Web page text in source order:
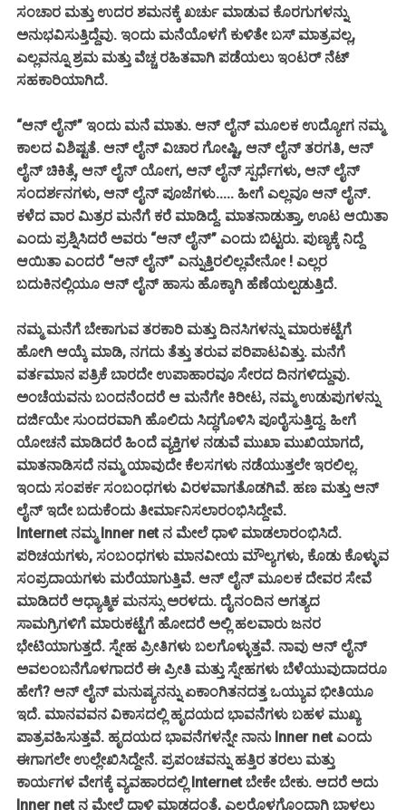
ಸಂಚಾರ ಮತ್ತು ಉದರ ಶಮನಕ್ಕೆ ಖರ್ಚು ಮಾಡುವ ಕೊರಗುಗಳನ್ನು
ಅನುಭವಿಸುತ್ತಿದ್ದೆವು. ಇಂದು ಮನೆಯೊಳಗೆ ಕುಳಿತೇ ಬಸ್ ಮಾತ್ರವಲ್ಲ,
ಎಲ್ಲವನ್ನೂ ಶ್ರಮ ಮತ್ತು ವೆಚ್ಚ ರಹಿತವಾಗಿ ಪಡೆಯಲು ಇಂಟರ್ ನೆಟ್
ಸಹಕಾರಿಯಾಗಿದೆ.
“ಆನ್ ಲೈನ್” ಇಂದು ಮನೆ ಮಾತು. ಆನ್ ಲೈನ್ ಮೂಲಕ ಉದ್ಯೋಗ ನಮ್ಮ
ಕಾಲದ ವಿಶಿಷ್ಟತೆ. ಆನ್ ಲೈನ್ ವಿಚಾರ ಗೋಷ್ಟಿ, ಆನ್ ಲೈನ್ ತರಗತಿ, ಆನ್
ಲೈನ್ ಚಿಕಿತ್ಸೆ, ಆನ್ ಲೈನ್ ಯೋಗ, ಆನ್ ಲೈನ್ ಸ್ಪರ್ಧೆಗಳು, ಆನ್ ಲೈನ್
ಸಂದರ್ಶನಗಳು, ಆನ್ ಲೈನ್ ಪೂಜೆಗಳು..... ಹೀಗೆ ಎಲ್ಲವೂ ಆನ್ ಲೈನ್.
ಕಳೆದ ವಾರ ಮಿತ್ರರ ಮನೆಗೆ ಕರೆ ಮಾಡಿದ್ದೆ. ಮಾತನಾಡುತ್ತಾ, ಊಟ ಆಯಿತಾ
ಎಂದು ಪ್ರಶ್ನಿಸಿದರೆ ಅವರು “ಆನ್ ಲೈನ್” ಎಂದು ಬಿಟ್ಟರು. ಪುಣ್ಯಕ್ಕೆ ನಿದ್ದೆ
ಆಯಿತಾ ಎಂದರೆ “ಆನ್ ಲೈನ್” ಎನ್ನುತ್ತಿರಲಿಲ್ಲವೇನೋ ! ಎಲ್ಲರ
ಬದುಕಿನಲ್ಲಿಯೂ ಆನ್ ಲೈನ್ ಹಾಸು ಹೊಕ್ಕಾಗಿ ಹೆಣೆಯಲ್ಪಡುತ್ತಿದೆ.
ನಮ್ಮ ಮನೆಗೆ ಬೇಕಾಗುವ ತರಕಾರಿ ಮತ್ತು ದಿನಸಿಗಳನ್ನು ಮಾರುಕಟ್ಟೆಗೆ
ಹೋಗಿ ಆಯ್ಕೆ ಮಾಡಿ, ನಗದು ತೆತ್ತು ತರುವ ಪರಿಪಾಟವಿತ್ತು. ಮನೆಗೆ
ವರ್ತಮಾನ ಪತ್ರಿಕೆ ಬಾರದೇ ಉಪಾಹಾರವೂ ಸೇರದ ದಿನಗಳಿದ್ದುವು.
ಅಂಚೆಯವನು ಬಂದನೆಂದರೆ ಆ ಮನೆಗೇ ಕಿರೀಟ, ನಮ್ಮ ಉಡುಪುಗಳನ್ನು
ದರ್ಜಿಯೇ ಸುಂದರವಾಗಿ ಹೊಲಿದು ಸಿದ್ಧಗೊಳಿಸಿ ಪೂರೈಸುತ್ತಿದ್ದ. ಹೀಗೆ
ಯೋಚನೆ ಮಾಡಿದರೆ ಹಿಂದೆ ವ್ಯಕ್ತಿಗಳ ನಡುವೆ ಮುಖಾ ಮುಖಿಯಾಗದೆ,
ಮಾತನಾಡಿಸದೆ ನಮ್ಮ ಯಾವುದೇ ಕೆಲಸಗಳು ನಡೆಯುತ್ತಲೇ ಇರಲಿಲ್ಲ.
ಇಂದು ಸಂಪರ್ಕ ಸಂಬಂಧಗಳು ವಿರಳವಾಗತೊಡಗಿವೆ. ಹಣ ಮತ್ತು ಆನ್
ಲೈನ್ ಇದೇ ಬದುಕೆಂದು ತೀರ್ಮಾನಿಸಲಾರಂಭಿಸಿದ್ದೇವೆ.
Internet ನಮ್ಮ Inner net ನ ಮೇಲೆ ಧಾಳಿ ಮಾಡಲಾರಂಭಿಸಿದೆ.
ಪರಿಚಯಗಳು, ಸಂಬಂಧಗಳು ಮಾನವೀಯ ಮೌಲ್ಯಗಳು, ಕೊಡು ಕೊಳ್ಳುವ
ಸಂಪ್ರದಾಯಗಳು ಮರೆಯಾಗುತ್ತಿವೆ. ಆನ್ ಲೈನ್ ಮೂಲಕ ದೇವರ ಸೇವೆ
ಮಾಡಿದರೆ ಆಧ್ಯಾತ್ಮಿಕ ಮನಸ್ಸು ಅರಳದು. ದೈನಂದಿನ ಅಗತ್ಯದ
ಸಾಮಗ್ರಿಗಳಿಗೆ ಮಾರುಕಟ್ಟೆಗೆ ಹೋದರೆ ಅಲ್ಲಿ ಹಲವಾರು ಜನರ
ಭೇಟಿಯಾಗುತ್ತದೆ. ಸ್ನೇಹ ಪ್ರೀತಿಗಳು ಬಲಗೊಳ್ಳುತ್ತವೆ. ನಾವು ಆನ್ ಲೈನ್
ಅವಲಂಬನೆಗೊಳಗಾದರೆ ಈ ಪ್ರೀತಿ ಮತ್ತು ಸ್ನೇಹಗಳು ಬೆಳೆಯುವುದಾದರೂ
ಹೇಗೆ? ಆನ್ ಲೈನ್ ಮನುಷ್ಯನನ್ನು ಏಕಾಂಗಿತನದತ್ತ ಒಯ್ಯುವ ಭೀತಿಯೂ
ಇದೆ. ಮಾನವವನ ವಿಕಾಸದಲ್ಲಿ ಹೃದಯದ ಭಾವನೆಗಳು ಬಹಳ ಮುಖ್ಯ
ಪಾತ್ರವಹಿಸುತ್ತವೆ. ಹೃದಯದ ಭಾವನೆಗಳನ್ನೇ ನಾನು Inner net ಎಂದು
ಈಗಾಗಲೇ ಉಲ್ಲೇಖಿಸಿದ್ದೇನೆ. ಪ್ರಪಂಚವನ್ನು ಹತ್ತಿರ ತರಲು ಮತ್ತು
ಕಾರ್ಯಗಳ ವೇಗಕ್ಕೆ ವ್ಯವಹಾರದಲ್ಲಿ Internet ಬೇಕೇ ಬೇಕು. ಆದರೆ ಅದು
Inner net ನ ಮೇಲೆ ಧಾಳಿ ಮಾಡದಂತೆ, ಎಲ್ಲರೊಳಗೊಂದಾಗಿ ಬಾಳಲು